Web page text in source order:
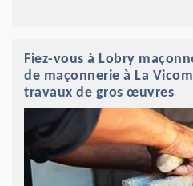
Fiez-vous à Lobry
de maçonnerie à La
travaux de gros œuvres